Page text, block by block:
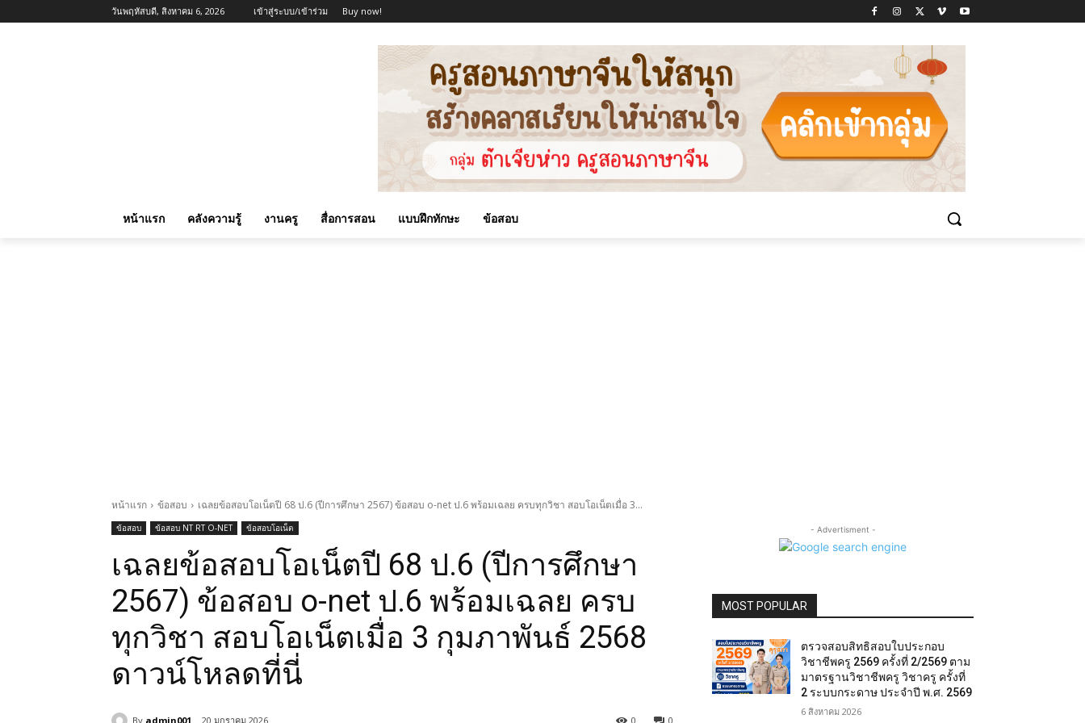
วันพฤหัสบดี, สิงหาคม 6, 2026 เข้าสู่ระบบ/เข้าร่วม Buy now!
หน้าแรก คลังความรู้ งานครู สื่อการสอน แบบฝึกทักษะ ข้อสอบ
หน้าแรก ข้อสอบ เฉลยข้อสอบโอเน็ตปี 68 ป.6 (ปีการศึกษา 2567) ข้อสอบ o-net ป.6 พร้อมเฉลย ครบทุกวิชา สอบโอเน็ตเมื่อ 3...
ข้อสอบ ข้อสอบ NT RT O-NET ข้อสอบโอเน็ต
เฉลยข้อสอบโอเน็ตปี 68 ป.6 (ปีการศึกษา
2567) ข้อสอบ o-net ป.6 พร้อมเฉลย ครบ
ทุกวิชา สอบโอเน็ตเมื่อ 3 กุมภาพันธ์ 2568
ดาวน์โหลดที่นี่
By admin001 20 มกราคม 2026 0
0
- Advertisment -
MOST POPULAR
ตรวจสอบสิทธิสอบใบประกอบ
วิชาชีพครู 2569 ครั้งที่ 2/2569 ตาม
มาตรฐานวิชาชีพครู วิชาครู ครั้งที่
2 ระบบกระดาษ ประจำปี พ.ศ. 2569
6 สิงหาคม 2026